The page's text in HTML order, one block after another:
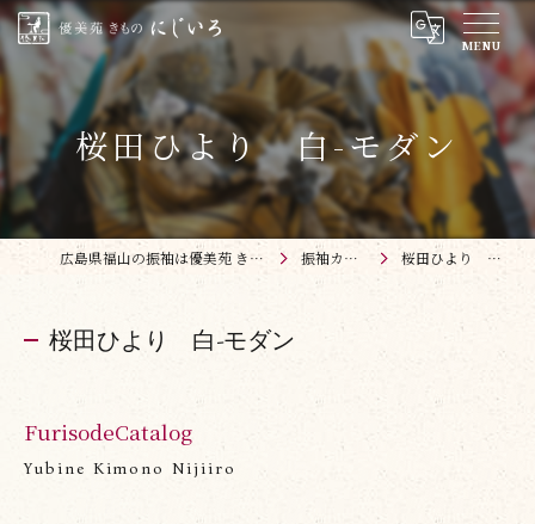
桜田ひより 白-モダン
広島県福山の振袖は優美苑 きものにじいろ 振袖カタログ 桜田ひより 白-モダン
桜田ひより 白-モダン
FurisodeCatalog
Yubine Kimono Nijiiro